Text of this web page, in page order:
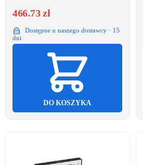
466.73 zł
Dostępne u naszego dostawcy · 15
dni
DO KOSZYKA